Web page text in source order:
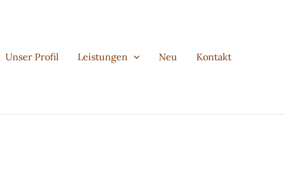
Unser Profil
Leistungen Neu Kontakt